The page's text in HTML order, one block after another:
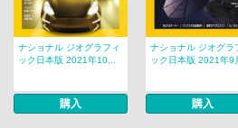
ナショナル ジオグラフィ
ック日本版 2021年10...
購入
ナショナル ジオグラ
ック日本版 2021年9
購入